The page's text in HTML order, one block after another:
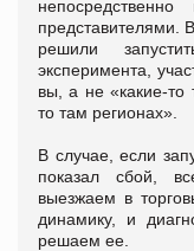
представителями.
решили
эксперимента,
вы, а не «какие-то
то там регионах».
В случае, если
показал сбой,
выезжаем в
динамику, и
решаем ее.